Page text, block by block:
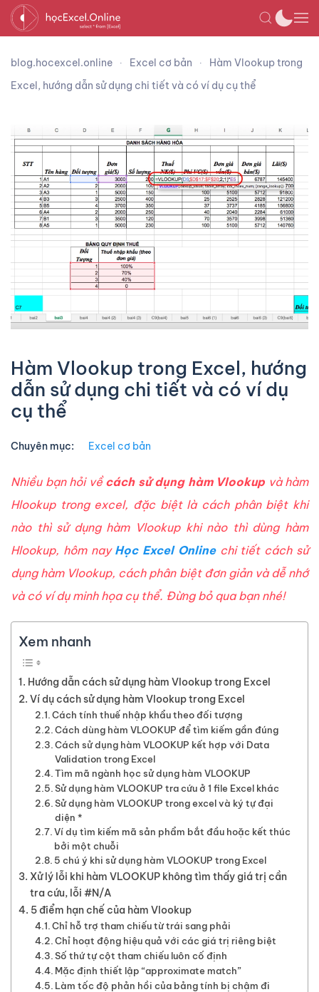
blog.hocexcel.online Excel cơ bản
Hàm Vlookup trong
Excel, hướng dẫn sử dụng chi tiết và có ví dụ cụ thể
Hàm Vlookup trong Excel, hướng
dẫn sử dụng chi tiết và có ví dụ
cụ thể
Chuyên mục: Excel cơ bản
Nhiều bạn hỏi vềcách sử dụng hàm Vlookup và hàm
Hlookup trong excel, đặc biệt là cách phân biệt khi
nào thì sử dụng hàm Vlookup khi nào thì dùng hàm
Hlookup, hôm nay Học Excel Onlinechi tiết cách sử
dụng hàm Vlookup, cách phân biệt đơn giản và dễ nhớ
và có ví dụ minh họa cụ thể. Đừng bỏ qua bạn nhé!
Xem nhanh
Hướng dẫn cách sử dụng hàm Vlookup trong Excel
Ví dụ cách sử dụng hàm Vlookup trong Excel
Cách tính thuế nhập khẩu theo đối tượng
Cách dùng hàm VLOOKUP để tìm kiếm gần đúng
Cách sử dụng hàm VLOOKUP kết hợp với Data
Validation trong Excel
Tìm mã ngành học sử dụng hàm VLOOKUP
Sử dụng hàm VLOOKUP tra cứu ở 1 file Excel khác
Sử dụng hàm VLOOKUP trong excel và ký tự đại
diện *
Ví dụ tìm kiếm mã sản phẩm bắt đầu hoặc kết thúc
bởi một chuỗi
5 chú ý khi sử dụng hàm VLOOKUP trong Excel
Xử lý lỗi khi hàm VLOOKUP không tìm thấy giá trị cần
tra cứu, lỗi #N/A
5 điểm hạn chế của hàm Vlookup
Chỉ hỗ trợ tham chiếu từ trái sang phải
Chỉ hoạt động hiệu quả với các giá trị riêng biệt
Số thứ tự cột tham chiếu luôn cố định
Mặc định thiết lập “approximate match”
Làm tốc độ phản hồi của bảng tính bị chậm đi